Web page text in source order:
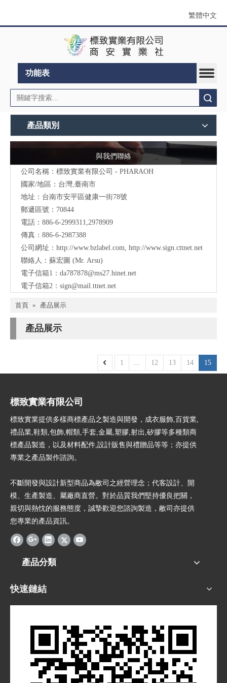
繁體中文
功能表
產品類別
與我們聯絡
公司名稱：標致實業有限公司 - PHARAOH
國家/地區：台灣,臺南市
地址：台南市安平區健康一街78號
郵遞區號：70844
電話：886-6-2999311,2978909
傳真：886-6-2987388
公司網址： http://www.bzlabel.com http://www.sign.cttnet.net
聯絡人：蘇宏圖 (Mr. Arsu)
電子信箱1： da787878@ms27.hinet.net
電子信箱2： sign@mail.ttnet.net
首頁 » 產品展示
產品展示
1 12 13 14 15
標致實業有限公司
標致實業提供多樣商標產品之製造與開發，成衣服飾,百貨業,
禮品業,鞋類,包飾,帽類,手套,金屬,塑膠,射出,矽膠等多種類商
標產品製造，以及材料配件,設計販售與禮贈品等等；亦提供
專業之產品製作諮詢。
不斷開發與設計新型商品為敝司之經營理念；代客設計、開
模、生產製造、屬廠商直營。對於品質我們堅持優良把關，
親切與熱忱的服務態度，誠摯歡迎您諮詢製造，敝司亦提供
您專業的產品資訊。
產品分類
快速鏈結